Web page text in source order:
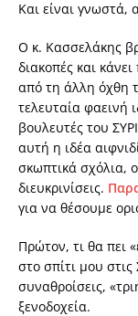
Και είναι
Ο κ. Κασσελάκης
διακοπές και κάνει
από τη άλλη όχθη
τελευταία φαεινή
βουλευτές του
αυτή η ιδέα
σκωπτικά σχόλια,
διευκρινίσεις.
για να θέσουμε
Πρώτον, τι θα πει
στο σπίτι μου στις
συναθροίσεις,
ξενοδοχεία.